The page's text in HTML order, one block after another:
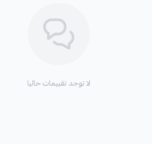
لا توجد تقييمات حاليا